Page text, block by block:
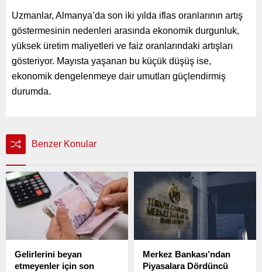
Uzmanlar, Almanya’da son iki yılda iflas oranlarının artış
göstermesinin nedenleri arasında ekonomik durgunluk,
yüksek üretim maliyetleri ve faiz oranlarındaki artışları
gösteriyor. Mayısta yaşanan bu küçük düşüş ise,
ekonomik dengelenmeye dair umutları güçlendirmiş
durumda.
Benzer Konular
Gelirlerini beyan
etmeyenler için son
Merkez Bankası’ndan
Piyasalara Dördüncü